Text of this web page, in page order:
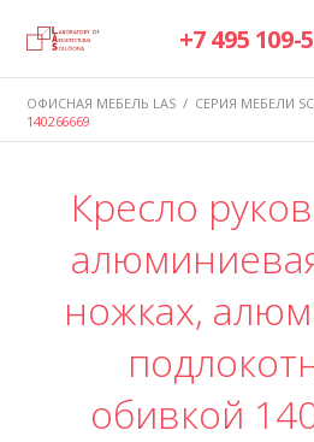
+7 495 109-
ОФИСНАЯ МЕБЕЛЬ LAS / СЕРИЯ МЕБЕЛИ
140266669
Кресло
ножках,
обивкой